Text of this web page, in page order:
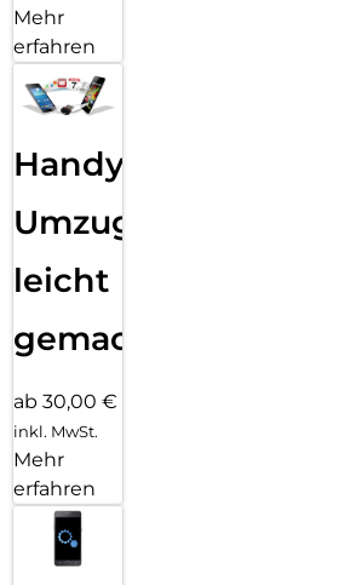
Mehr
erfahren
Handy
Umzug
leicht
gemacht!
ab 30,00 €
inkl. MwSt.
Mehr
erfahren